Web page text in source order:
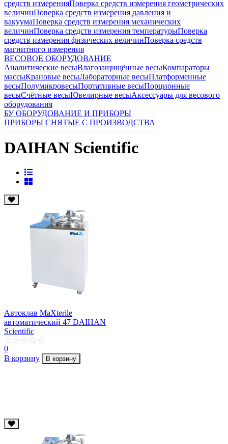
средств измеренияПоверка средств измерения геометрических
величинПоверка средств измерения давления и
вакуумаПоверка средств измерения механических
величинПоверка средств измерения температурыПоверка
средств измерения физических величинПоверка средств
магнитного измерения
ВЕСОВОЕ ОБОРУДОВАНИЕ
Аналитические весыВлагозащищённые весыКомпараторы
массыКрановые весыЛабораторные весыПлатформенные
весыПолумикровесыПортативные весыПорционные
весыСчётные весыЮвелирные весыАксессуары для весового
оборудования
БУ ОБОРУДОВАНИЕ И ПРИБОРЫ
ПРИБОРЫ СНЯТЫЕ С ПРОИЗВОДСТВА
DAIHAN Scientific
Автоклав MaXterile
автоматический 47 DAIHAN
Scientific
0
В корзину
В корзину